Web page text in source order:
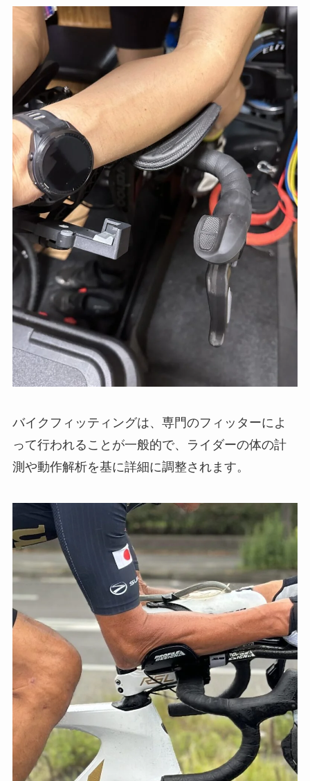
バイクフィッティングは、専門のフィッターによ
って行われることが一般的で、ライダーの体の計
測や動作解析を基に詳細に調整されます。